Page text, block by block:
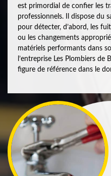
est primordial de confier les
professionnels. Il dispose du
pour détecter, d’abord, les
ou les changements
matériels performants dans
l’entreprise Les Plombiers
figure de référence dans le